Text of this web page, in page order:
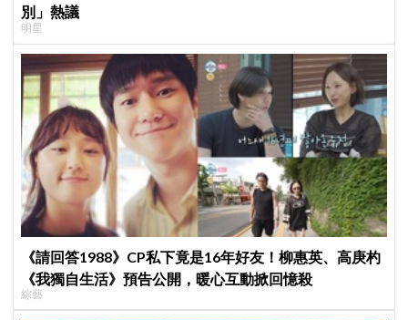
別」熱議
明星
《請回答1988》CP私下竟是16年好友！柳惠英、高庚杓
《我獨自生活》預告公開，暖心互動掀回憶殺
綜藝